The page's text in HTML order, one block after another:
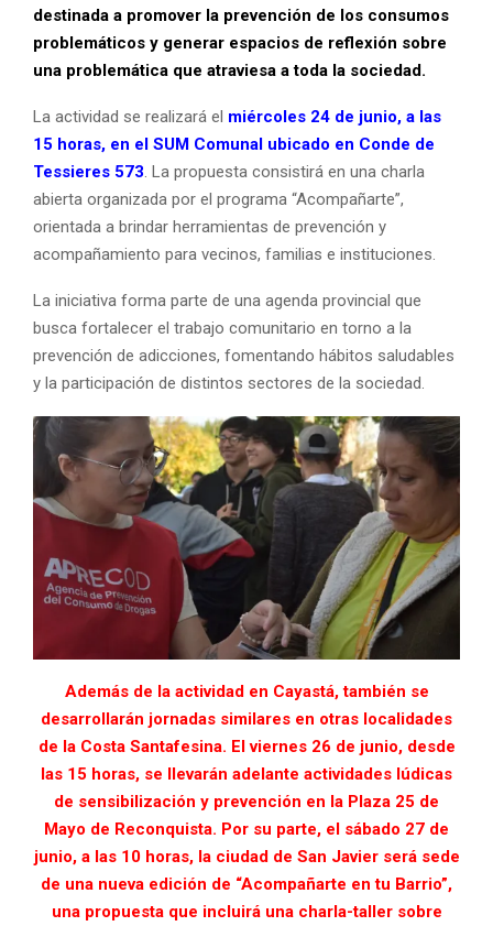
destinada a promover la prevención de los consumos
problemáticos y generar espacios de reflexión sobre
una problemática que atraviesa a toda la sociedad.
La actividad se realizará el miércoles 24 de junio, a las
15 horas, en el SUM Comunal ubicado en Conde de
Tessieres 573. La propuesta consistirá en una charla
abierta organizada por el programa “Acompañarte”,
orientada a brindar herramientas de prevención y
acompañamiento para vecinos, familias e instituciones.
La iniciativa forma parte de una agenda provincial que
busca fortalecer el trabajo comunitario en torno a la
prevención de adicciones, fomentando hábitos saludables
y la participación de distintos sectores de la sociedad.
Además de la actividad en Cayastá, también se
desarrollarán jornadas similares en otras localidades
de la Costa Santafesina. El viernes 26 de junio, desde
las 15 horas, se llevarán adelante actividades lúdicas
de sensibilización y prevención en la Plaza 25 de
Mayo de Reconquista. Por su parte, el sábado 27 de
junio, a las 10 horas, la ciudad de San Javier será sede
de una nueva edición de “Acompañarte en tu Barrio”,
una propuesta que incluirá una charla-taller sobre